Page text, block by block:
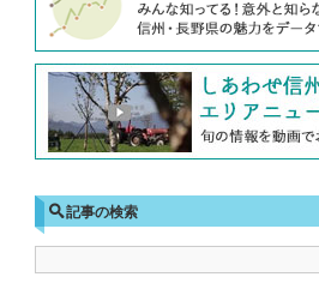
記事の検索